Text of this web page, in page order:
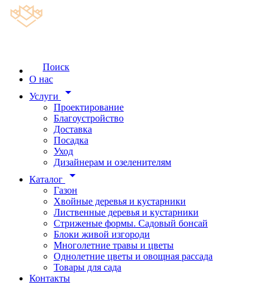
Поиск
О нас
Услуги
arrow_drop_down
Проектирование
Благоустройство
Доставка
Посадка
Уход
Дизайнерам и озеленителям
Каталог
arrow_drop_down
Газон
Хвойные деревья и кустарники
Лиственные деревья и кустарники
Стриженые формы. Садовый бонсай
Блоки живой изгороди
Многолетние травы и цветы
Однолетние цветы и овощная рассада
Товары для сада
Контакты